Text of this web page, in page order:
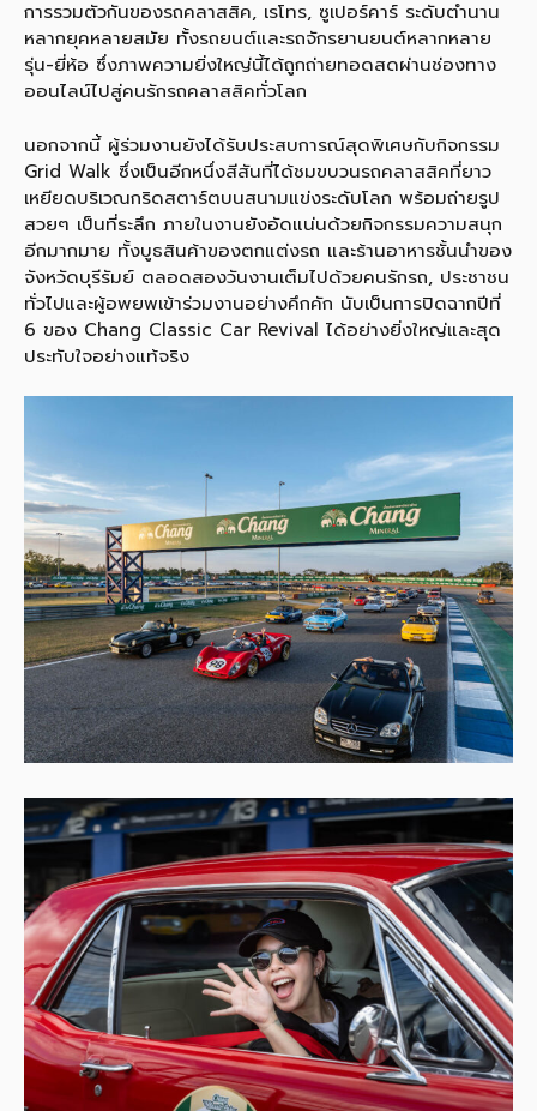
การรวมตัวกันของรถคลาสสิค, เรโทร, ซูเปอร์คาร์ ระดับตำนาน
หลากยุคหลายสมัย ทั้งรถยนต์และรถจักรยานยนต์หลากหลาย
รุ่น-ยี่ห้อ ซึ่งภาพความยิ่งใหญ่นี้ได้ถูกถ่ายทอดสดผ่านช่องทาง
ออนไลน์ไปสู่คนรักรถคลาสสิคทั่วโลก
นอกจากนี้ ผู้ร่วมงานยังได้รับประสบการณ์สุดพิเศษกับกิจกรรม
Grid Walk ซึ่งเป็นอีกหนึ่งสีสันที่ได้ชมขบวนรถคลาสสิคที่ยาว
เหยียดบริเวณกริดสตาร์ตบนสนามแข่งระดับโลก พร้อมถ่ายรูป
สวยๆ เป็นที่ระลึก ภายในงานยังอัดแน่นด้วยกิจกรรมความสนุก
อีกมากมาย ทั้งบูธสินค้าของตกแต่งรถ และร้านอาหารชั้นนำของ
จังหวัดบุรีรัมย์ ตลอดสองวันงานเต็มไปด้วยคนรักรถ, ประชาชน
ทั่วไปและผู้อพยพเข้าร่วมงานอย่างคึกคัก นับเป็นการปิดฉากปีที่
6 ของ Chang Classic Car Revival ได้อย่างยิ่งใหญ่และสุด
ประทับใจอย่างแท้จริง